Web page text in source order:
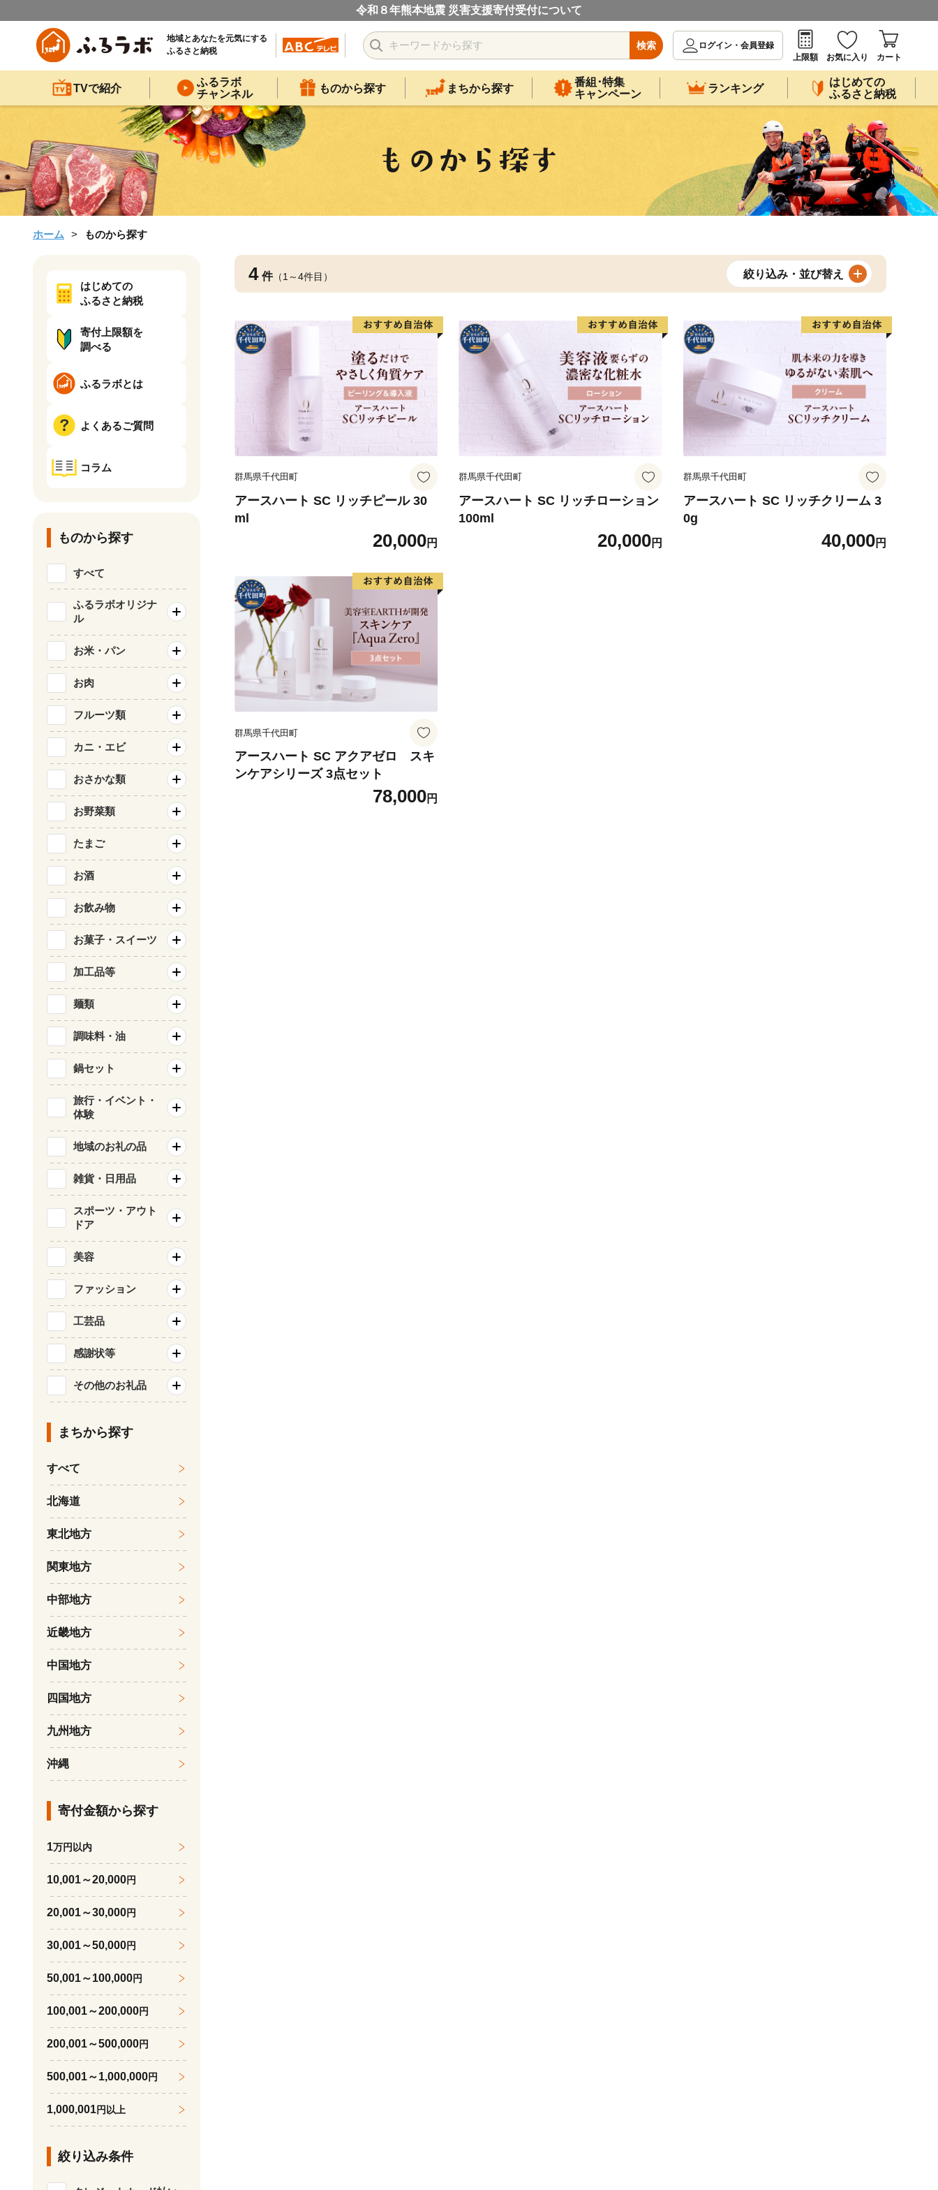
令和８年熊本地震 災害支援寄付受付について
地域とあなたを元気にする
ふるさと納税
検索
ログイン・会員登録
上限額
お気に入り カート
TVで紹介
ふるラボ
チャンネル
ものから探す まちから探す
番組･特集
キャンペーン
ランキング
はじめての
ふるさと納税
ホーム ものから探す
4 件（1～4件目） 絞り込み・並び替え
群馬県千代田町
アースハート SC リッチピール 30
ml
20,000円
群馬県千代田町
アースハート SC リッチローション
100ml
20,000円
群馬県千代田町
アースハート SC リッチクリーム 3
0g
40,000円
群馬県千代田町
アースハート SC アクアゼロ スキ
ンケアシリーズ 3点セット
78,000円
はじめての
ふるさと納税
寄付上限額を
調べる
ふるラボとは
よくあるご質問
コラム
ものから探す
すべて
ふるラボオリジナ
ル
お米・パン
お肉
フルーツ類
カニ・エビ
おさかな類
お野菜類
たまご
お酒
お飲み物
お菓子・スイーツ
加工品等
麺類
調味料・油
鍋セット
旅行・イベント・
体験
地域のお礼の品
雑貨・日用品
スポーツ・アウト
ドア
美容
ファッション
工芸品
感謝状等
その他のお礼品
まちから探す
すべて
北海道
東北地方
関東地方
中部地方
近畿地方
中国地方
四国地方
九州地方
沖縄
寄付金額から探す
1万円以内
10,001～20,000円
20,001～30,000円
30,001～50,000円
50,001～100,000円
100,001～200,000円
200,001～500,000円
500,001～1,000,000円
1,000,001円以上
絞り込み条件